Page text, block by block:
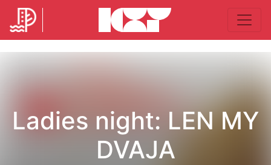
Ladies night: LEN MY
DVAJA